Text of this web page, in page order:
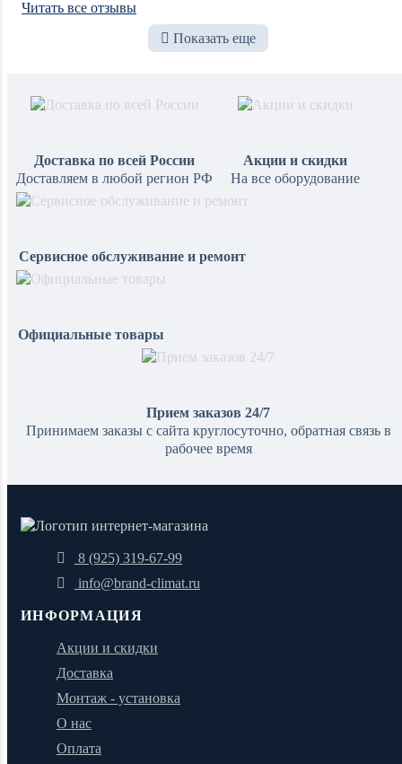
температуру в своем
кабинете. Дизайн внутренних
Читать все отзывы
Показать еще
Доставка по всей России
Доставляем в любой регион РФ
Акции и скидки
На все оборудование
Сервисное обслуживание и ремонт
Официальные товары
Прием заказов 24/7
Принимаем заказы с сайта круглосуточно, обратная связь в
рабочее время
8 (925) 319-67-99
info@brand-climat.ru
ИНФОРМАЦИЯ
Акции и скидки
Доставка
Монтаж - установка
О нас
Оплата